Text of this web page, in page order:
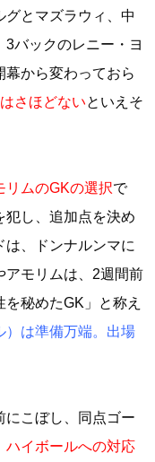
グとマズラウィ、中
バックのレニー・ヨ
幕から変わっておら
さほどないといえそ
リムのGKの選択で
犯し、追加点を決め
は、ドンナルンマに
アモリムは、2週間前
秘めたGK」と称え
）は準備万端。出場
にこぼし、同点ゴー
ハイボールへの対応